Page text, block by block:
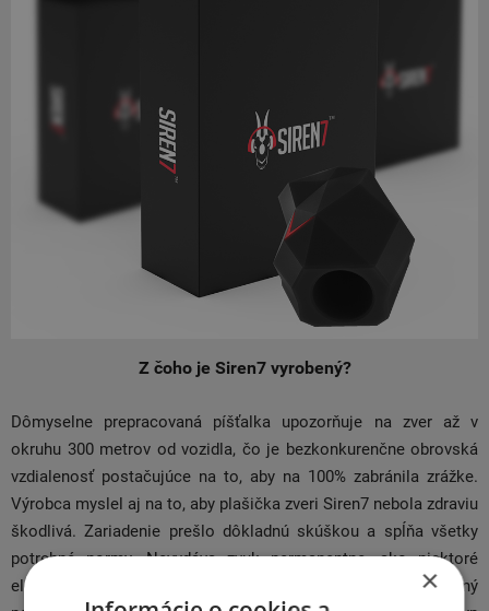
Z čoho je Siren7 vyrobený?
Dômyselne prepracovaná píšťalka upozorňuje na zver až v
okruhu 300 metrov od vozidla, čo je bezkonkurenčne obrovská
vzdialenosť postačujúce na to, aby na 100% zabránila zrážke.
Výrobca myslel aj na to, aby plašička zveri Siren7 nebola zdraviu
škodlivá. Zariadenie prešlo dôkladnú skúškou a spĺňa všetky
potrebné normy. Nevydáva zvuk permanentne, ako niektoré
elektricky napájané plašiče, aj preto nespôsobuje nepríjemný
×